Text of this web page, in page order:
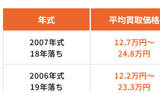
年式 平均買取価格
2007年式
18年落ち
12.7万円～
24.8万円
2006年式
19年落ち
12.2万円～
23.3万円